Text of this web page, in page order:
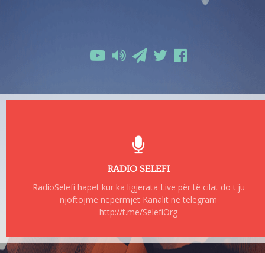
RADIO SELEFI
RadioSelefi hapet kur ka ligjerata Live për të cilat do t'ju
njoftojmë nëpërmjet Kanalit në telegram
http://t.me/SelefiOrg